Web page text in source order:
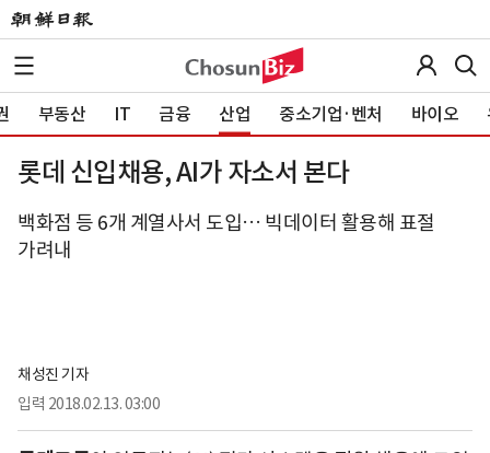
부동산 IT 금융 산업 중소기업·벤처 바이오
롯데 신입채용, AI가 자소서 본다
백화점 등 6개 계열사서 도입… 빅데이터 활용해 표절
가려내
채성진 기자
입력 2018.02.13. 03:00